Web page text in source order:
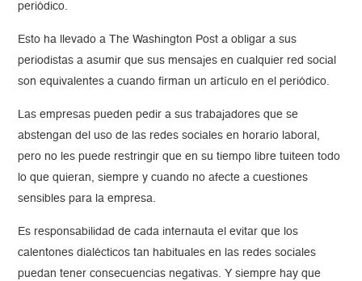
periódico.
Esto ha llevado a The Washington Post a obligar a sus
periodistas a asumir que sus mensajes en cualquier red social
son equivalentes a cuando firman un artículo en el periódico.
Las empresas pueden pedir a sus trabajadores que se
abstengan del uso de las redes sociales en horario laboral,
pero no les puede restringir que en su tiempo libre tuiteen todo
lo que quieran, siempre y cuando no afecte a cuestiones
sensibles para la empresa.
Es responsabilidad de cada internauta el evitar que los
calentones dialécticos tan habituales en las redes sociales
puedan tener consecuencias negativas. Y siempre hay que